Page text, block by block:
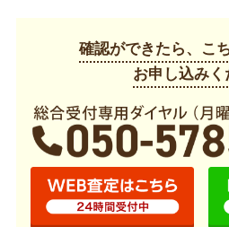
確認ができたら、こ
お申し込みく